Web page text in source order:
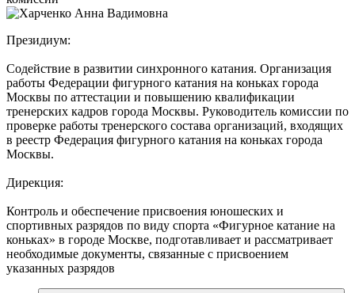
Президиум:
Содействие в развитии синхронного катания. Организация
работы Федерации фигурного катания на коньках города
Москвы по аттестации и повышению квалификации
тренерских кадров города Москвы. Руководитель комиссии по
проверке работы тренерского состава организаций, входящих
в реестр Федерация фигурного катания на коньках города
Москвы.
Дирекция:
Контроль и обеспечение присвоения юношеских и
спортивных разрядов по виду спорта «Фигурное катание на
коньках» в городе Москве, подготавливает и рассматривает
необходимые документы, связанные с присвоением
указанных разрядов